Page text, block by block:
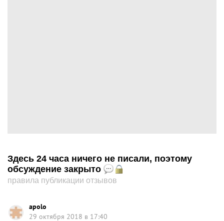
Здесь 24 часа ничего не писали, поэтому
обсуждение закрыто
правила публикации отзывов
apolo
29 октября 2018 в 17:40